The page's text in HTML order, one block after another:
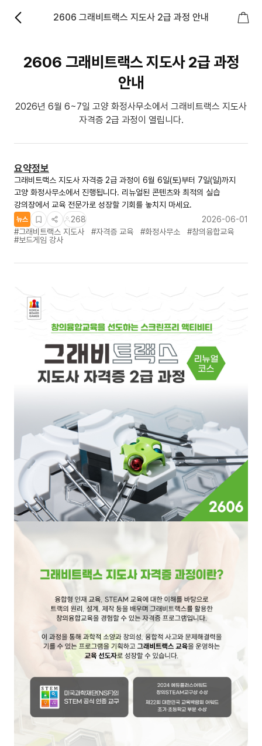
2606 그래비트랙스 지도사 2급 과정 안내
2606 그래비트랙스 지도사 2급 과정
안내
2026년 6월 6~7일 고양 화정사무소에서 그래비트랙스 지도사
자격증 2급 과정이 열립니다.
요약정보
그래비트랙스 지도사 자격증 2급 과정이 6월 6일(토)부터 7일(일)까지
고양 화정사무소에서 진행됩니다. 리뉴얼된 콘텐츠와 최적의 실습
강의장에서 교육 전문가로 성장할 기회를 놓치지 마세요.
뉴스 268
2026-06-01
#그래비트랙스 지도사
#자격증 교육 #화정사무소
#창의융합교육
#보드게임 강사